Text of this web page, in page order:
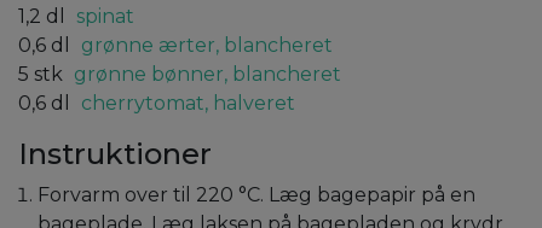
1,2 dl
spinat
0,6 dl
grønne ærter, blancheret
5 stk grønne bønner, blancheret
0,6 dl cherrytomat, halveret
Instruktioner
Forvarm over til 220 °C. Læg bagepapir på en